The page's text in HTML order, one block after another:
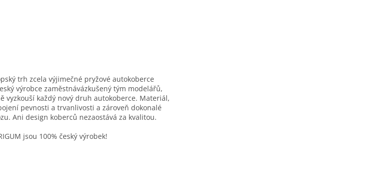
trh zcela výjimečné pryžové autokoberce
výrobce zaměstnávázkušený tým modelářů,
vyzkouší každý nový druh autokoberce. Materiál,
pevnosti a trvanlivosti a zároveň dokonalé
Ani design koberců nezaostává za kvalitou.
jsou 100% český výrobek!